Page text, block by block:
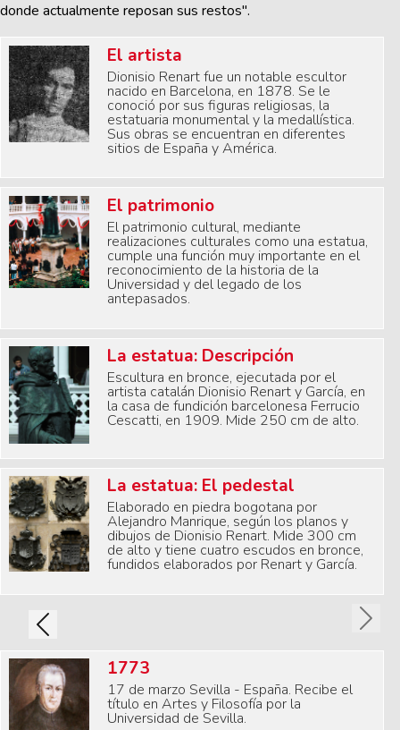
donde actualmente reposan sus restos".
El artista
Dionisio Renart fue un notable escultor
nacido en Barcelona, en 1878. Se le
conoció por sus figuras religiosas, la
estatuaria monumental y la medallística.
Sus obras se encuentran en diferentes
sitios de España y América.
El patrimonio
El patrimonio cultural, mediante
realizaciones culturales como una estatua,
cumple una función muy importante en el
reconocimiento de la historia de la
Universidad y del legado de los
antepasados.
La estatua: Descripción
Escultura en bronce, ejecutada por el
artista catalán Dionisio Renart y García, en
la casa de fundición barcelonesa Ferrucio
Cescatti, en 1909. Mide 250 cm de alto.
La estatua: El pedestal
Elaborado en piedra bogotana por
Alejandro Manrique, según los planos y
dibujos de Dionisio Renart. Mide 300 cm
de alto y tiene cuatro escudos en bronce,
fundidos elaborados por Renart y García.
Previous
Next
1773
17 de marzo Sevilla - España. Recibe el
título en Artes y Filosofía por la
Universidad de Sevilla.